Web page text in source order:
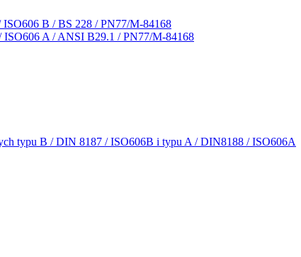
B / BS 228 / PN77/M-84168
A / ANSI B29.1 / PN77/M-84168
typu B / DIN 8187 / ISO606B i typu A / DIN8188 / ISO606A